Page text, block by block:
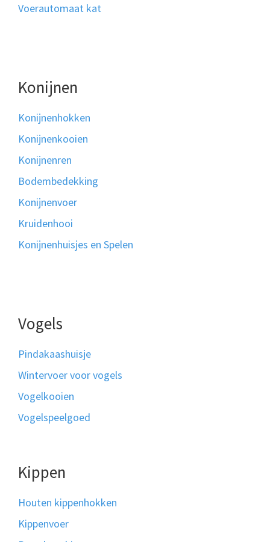
Voerautomaat kat
Konijnen
Konijnenhokken
Konijnenkooien
Konijnenren
Bodembedekking
Konijnenvoer
Kruidenhooi
Konijnenhuisjes en Spelen
Vogels
Pindakaashuisje
Wintervoer voor vogels
Vogelkooien
Vogelspeelgoed
Kippen
Houten kippenhokken
Kippenvoer